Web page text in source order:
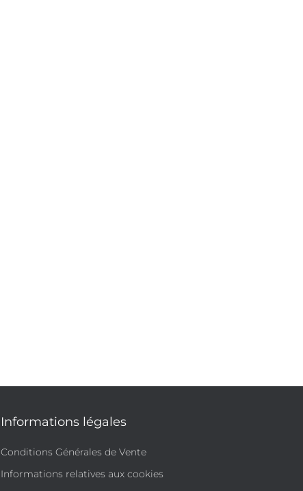
Informations légales
Conditions Générales de Vente
Informations relatives aux cookies